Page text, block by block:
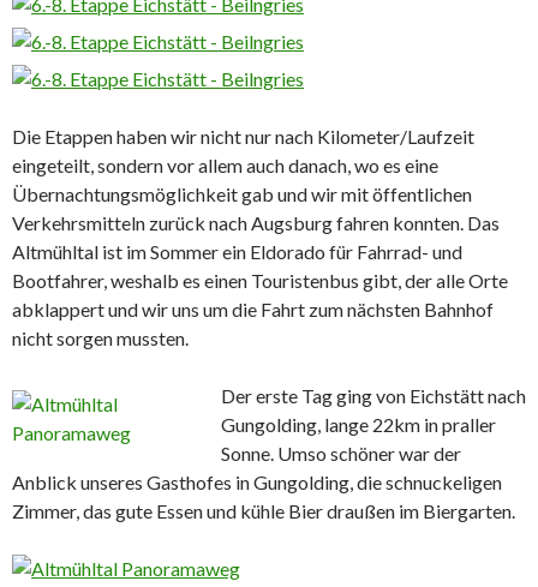
Die Etappen haben wir nicht nur nach Kilometer/Laufzeit
eingeteilt, sondern vor allem auch danach, wo es eine
Übernachtungsmöglichkeit gab und wir mit öffentlichen
Verkehrsmitteln zurück nach Augsburg fahren konnten. Das
Altmühltal ist im Sommer ein Eldorado für Fahrrad- und
Bootfahrer, weshalb es einen Touristenbus gibt, der alle Orte
abklappert und wir uns um die Fahrt zum nächsten Bahnhof
nicht sorgen mussten.
Der erste Tag ging von Eichstätt nach
Gungolding, lange 22km in praller
Sonne. Umso schöner war der
Anblick unseres Gasthofes in Gungolding, die schnuckeligen
Zimmer, das gute Essen und kühle Bier draußen im Biergarten.